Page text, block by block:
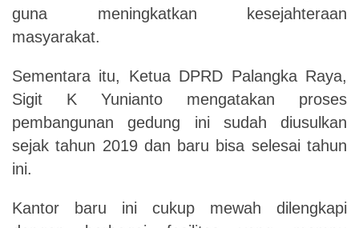
guna meningkatkan kesejahteraan
masyarakat.
Sementara itu, Ketua DPRD Palangka Raya,
Sigit K Yunianto mengatakan proses
pembangunan gedung ini sudah diusulkan
sejak tahun 2019 dan baru bisa selesai tahun
ini.
Kantor baru ini cukup mewah dilengkapi